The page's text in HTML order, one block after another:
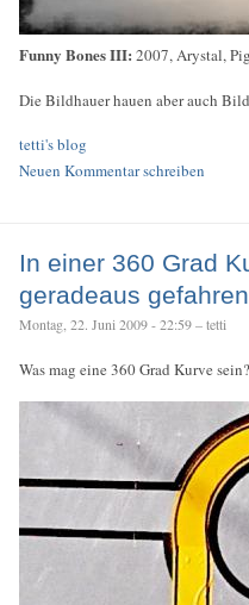
Funny Bones III: 2007, Arystal,
Die Bildhauer hauen aber auch
tetti's blog
Neuen Kommentar schreiben
In einer 360 Grad
geradeaus gefahren
Montag, 22. Juni 2009 - 22:59 – tetti
Was mag eine 360 Grad Kurve sein?